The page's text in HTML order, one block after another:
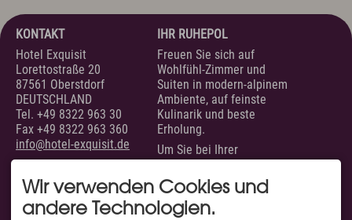
KONTAKT
Hotel Exquisit
Lorettostraße 20
87561 Oberstdorf
DEUTSCHLAND
Tel. +49 8322 963 30
Fax +49 8322 963 360
info@hotel-exquisit.de
IHR RUHEPOL
Freuen Sie sich auf
Wohlfühl-Zimmer und
Suiten in modern-alpinem
Ambiente, auf feinste
Kulinarik und beste
Erholung.
Um Sie bei Ihrer
Urlaubsplanung zu
unterstützen, sind wir
täglich von 07.00 bis 22.00
Uhr für Sie erreichbar.
Wir verwenden Cookies und
andere Technologien.